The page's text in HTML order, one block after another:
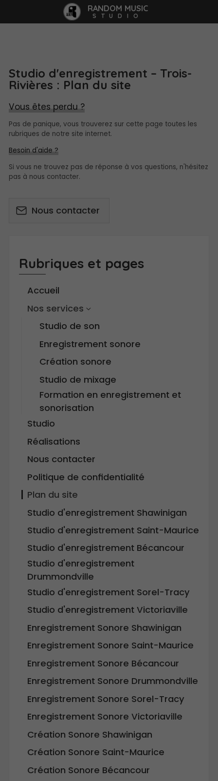
RANDOM MUSIC
STUDIO
Studio d'enregistrement – Trois-
Rivières : Plan du site
Vous êtes perdu ?
Pas de panique, vous trouverez sur cette page toutes les
rubriques de notre site internet.​​
Besoin d'aide ?
Si vous ne trouvez pas de réponse à vos questions, n'hésitez
pas à nous contacter.
Nous contacter
Rubriques et pages
Accueil
Nos services
Studio de son
Enregistrement sonore
Création sonore
Studio de mixage
Formation en enregistrement et
sonorisation
Studio
Réalisations
Nous contacter
Politique de confidentialité
Plan du site
Studio d'enregistrement Shawinigan
Studio d'enregistrement Saint-Maurice
Studio d'enregistrement Bécancour
Studio d'enregistrement
Drummondville
Studio d'enregistrement Sorel-Tracy
Studio d'enregistrement Victoriaville
Enregistrement Sonore Shawinigan
Enregistrement Sonore Saint-Maurice
Enregistrement Sonore Bécancour
Enregistrement Sonore Drummondville
Enregistrement Sonore Sorel-Tracy
Enregistrement Sonore Victoriaville
Création Sonore Shawinigan
Création Sonore Saint-Maurice
Création Sonore Bécancour